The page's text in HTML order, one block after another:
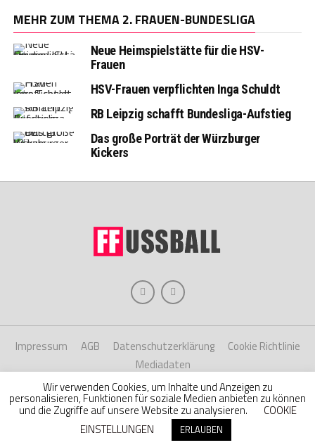
MEHR ZUM THEMA 2. FRAUEN-BUNDESLIGA
Neue Heimspielstätte für die HSV-
Frauen
HSV-Frauen verpflichten Inga Schuldt
RB Leipzig schafft Bundesliga-Aufstieg
Das große Porträt der Würzburger
Kickers
Impressum AGB Datenschutzerklärung
Cookie Richtlinie
Mediadaten
Copyright © 2026 Hache Verlag
Wir verwenden Cookies, um Inhalte und Anzeigen zu
personalisieren, Funktionen für soziale Medien anbieten zu können
und die Zugriffe auf unsere Website zu analysieren.
COOKIE
EINSTELLUNGEN
ERLAUBEN